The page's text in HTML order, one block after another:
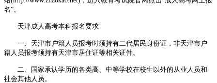
名”。
天津成人高考本科报名要求
一、天津市户籍人员报考时须持有二代居民身份证，非天津市户
籍人员报考须持有天津市居住证等相关证件。
二、国家承认学历的各类高、中等学校在校生以外的从业人员和
社会其他人员。